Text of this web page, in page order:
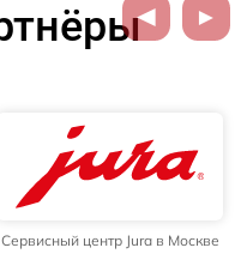
Сервисный центр Jura в Москве